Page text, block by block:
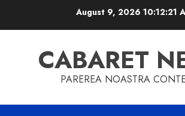
August 9, 2026 10:12:22
CABARET
PAREREA NOASTRA